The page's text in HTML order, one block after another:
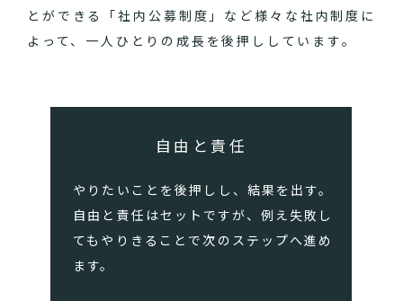
とができる「社内公募制度」など様々な社内制度に
よって、一人ひとりの成長を後押ししています。
自由と責任
やりたいことを後押しし、結果を出す。
自由と責任はセットですが、例え失敗し
てもやりきることで次のステップへ進め
ます。